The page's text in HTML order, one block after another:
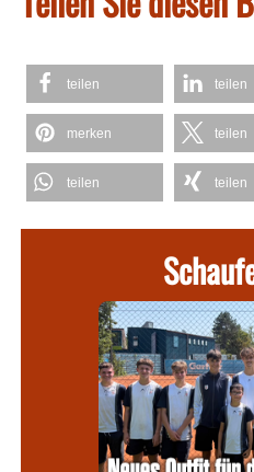
teilen teilen
merken teilen
teilen teilen